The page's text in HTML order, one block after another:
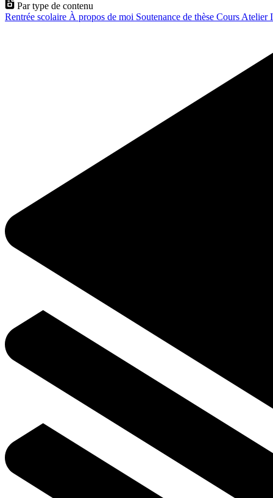
Par type de contenu
Rentrée scolaire À propos de moi Soutenance de thèse Cours Atelier